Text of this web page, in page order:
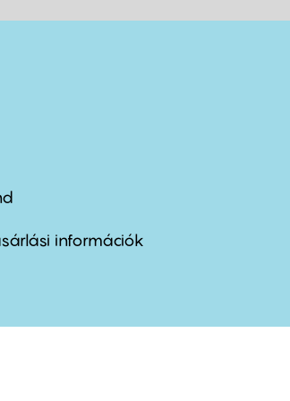
információk